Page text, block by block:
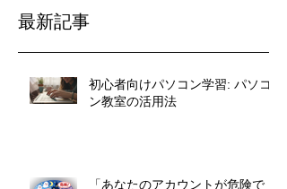
最新記事
初心者向けパソコン学習: パソコ
ン教室の活用法
「あなたのアカウントが危険で